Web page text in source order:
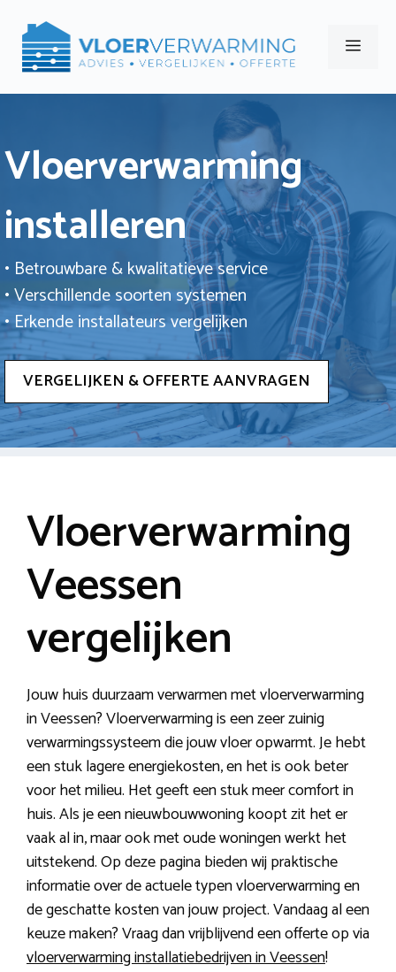
naar
Menu
Vloerverwarming
installeren
• Betrouwbare & kwalitatieve service
• Verschillende soorten systemen
• Erkende installateurs vergelijken
VERGELIJKEN & OFFERTE AANVRAGEN
Vloerverwarming
Veessen
vergelijken
Jouw huis duurzaam verwarmen met vloerverwarming
in Veessen? Vloerverwarming is een zeer zuinig
verwarmingssysteem die jouw vloer opwarmt. Je hebt
een stuk lagere energiekosten, en het is ook beter
voor het milieu. Het geeft een stuk meer comfort in
huis. Als je een nieuwbouwwoning koopt zit het er
vaak al in, maar ook met oude woningen werkt het
uitstekend. Op deze pagina bieden wij praktische
informatie over de actuele typen vloerverwarming en
de geschatte kosten van jouw project. Vandaag al een
keuze maken? Vraag dan vrijblijvend een offerte op via
vloerverwarming installatiebedrijven in Veessen!